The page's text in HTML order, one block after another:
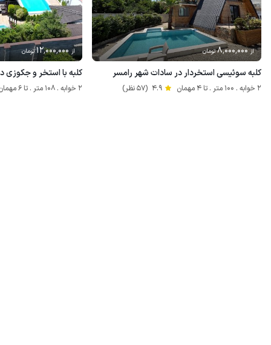
از 8٬000٬000تومان
کلبه سوئیسی استخردار در سادات شهر رامسر
2 خوابه . 100 متر . تا 4 مهمان 4.9 (57 نظر)
از 12٬000٬000تومان
کلبه با استخر و جکوزی
2 خوابه . 108 متر . تا 6 مهمان